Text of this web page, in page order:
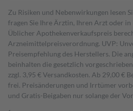
Zu Risiken und Nebenwirkungen lesen
fragen Sie Ihre Ärztin, Ihren Arzt oder
Üblicher Apothekenverkaufspreis
Arzneimittelpreisverordnung. UVP:
Preisempfehlung des Herstellers. Die
beinhalten die gesetzlich
zzgl. 3,95 € Versandkosten. Ab 29,00 €
frei. Preisänderungen und Irrtümer
und Gratis-Beigaben nur solange der